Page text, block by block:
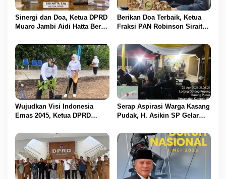
Sinergi dan Doa, Ketua DPRD
Muaro Jambi Aidi Hatta Beri
BBS
Berikan Doa Terbaik, Ketua
Fraksi PAN Robinson Sirait
untuk BBS
Wujudkan Visi Indonesia
Emas 2045, Ketua DPRD
Bupati dalam Aksi
Penanaman Pohon Serentak
Serap Aspirasi Warga Kasang
Pudak, H. Asikin SP Gelar
Lorong Gotong Royong